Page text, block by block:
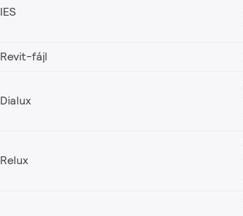
IES
Revit-fájl
Dialux
Relux